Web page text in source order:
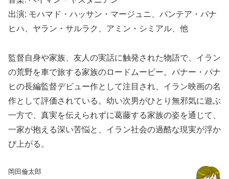
出演: モハマド・ハッサン・マージュニ、パンテア・パナ
ヒハ、ヤラン・サルラク、アミン・シミアル、他
監督自身や家族、友人の実話に触発された物語で、イラン
の荒野を車で旅する家族のロードムービー。パナー・パナ
ヒの長編監督デビュー作として注目され、イラン映画の名
作として評価されている。幼い次男がひとり無邪気に遊ぶ
一方で、真実を伝えられずに葛藤する家族の姿を通じて、
一家が抱える深い苦悩と、イラン社会の過酷な現実が浮か
び上がる。
岡田倫太郎